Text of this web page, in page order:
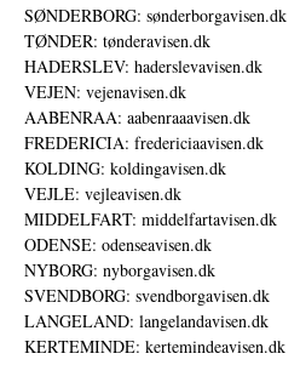
SØNDERBORG: sønderborgavisen.dk
TØNDER: tønderavisen.dk
HADERSLEV: haderslevavisen.dk
VEJEN: vejenavisen.dk
AABENRAA: aabenraaavisen.dk
FREDERICIA: fredericiaavisen.dk
KOLDING: koldingavisen.dk
VEJLE: vejleavisen.dk
MIDDELFART: middelfartavisen.dk
ODENSE: odenseavisen.dk
NYBORG: nyborgavisen.dk
SVENDBORG: svendborgavisen.dk
LANGELAND: langelandavisen.dk
KERTEMINDE: kertemindeavisen.dk